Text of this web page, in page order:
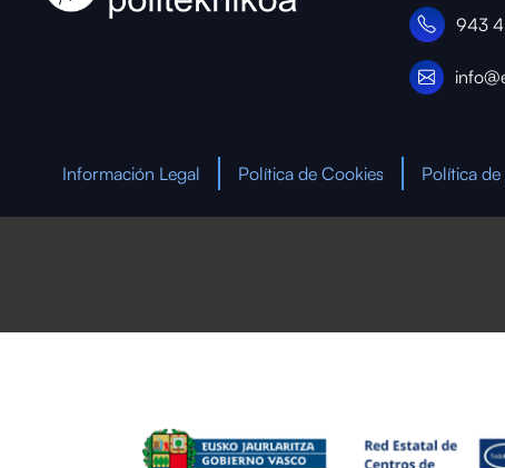
943
Información Legal Política de Cookies Política